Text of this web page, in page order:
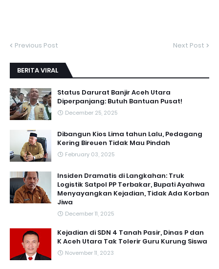
Previous Post Next Post
BERITA VIRAL
Status Darurat Banjir Aceh Utara
Diperpanjang: Butuh Bantuan Pusat!
December 25, 2025
Dibangun Kios Lima tahun Lalu, Pedagang
Kering Bireuen Tidak Mau Pindah
February 03, 2025
Insiden Dramatis di Langkahan: Truk
Logistik Satpol PP Terbakar, Bupati Ayahwa
Menyayangkan Kejadian, Tidak Ada Korban
Jiwa
December 11, 2025
Kejadian di SDN 4 Tanah Pasir, Dinas P dan
K Aceh Utara Tak Tolerir Guru Kurung Siswa
November 11, 2023